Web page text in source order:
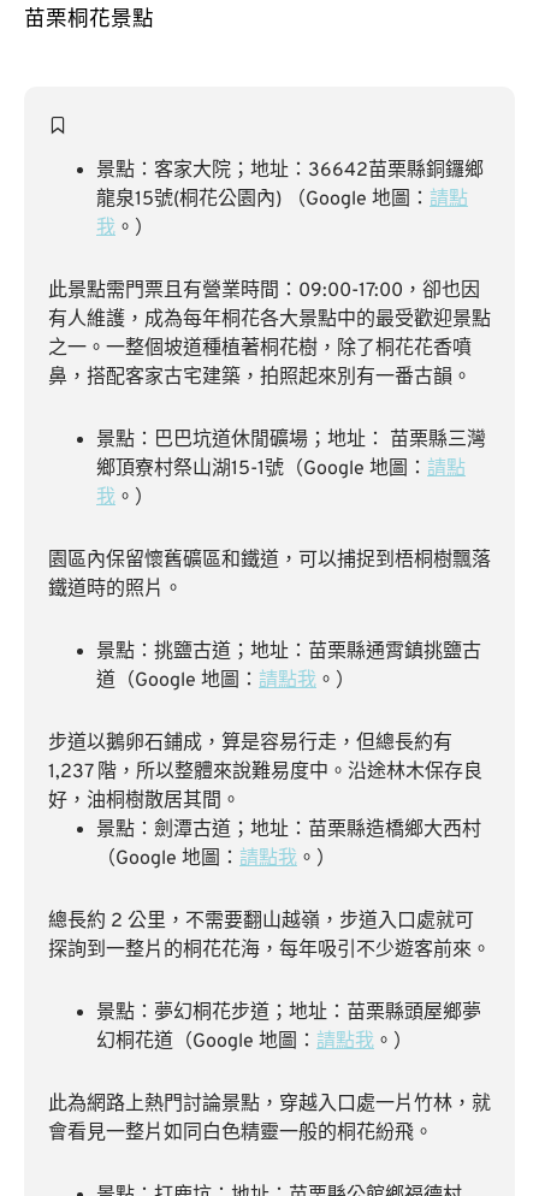
苗栗桐花景點
景點：客家大院；地址：36642苗栗縣銅鑼鄉
龍泉15號(桐花公園內) （Google 地圖： 請點
我 。）
此景點需門票且有營業時間：09:00-17:00，卻也因
有人維護，成為每年桐花各大景點中的最受歡迎景點
之一。一整個坡道種植著桐花樹，除了桐花花香噴
鼻，搭配客家古宅建築，拍照起來別有一番古韻。
景點：巴巴坑道休閒礦場；地址： 苗栗縣三灣
鄉頂寮村祭山湖15-1號（Google 地圖： 請點
我 。）
園區內保留懷舊礦區和鐵道，可以捕捉到梧桐樹飄落
鐵道時的照片。
景點：挑鹽古道；地址：苗栗縣通霄鎮挑鹽古
道（Google 地圖： 請點我 。）
步道以鵝卵石鋪成，算是容易行走，但總長約有
1,237 階，所以整體來說難易度中。沿途林木保存良
好，油桐樹散居其間。
景點：劍潭古道；地址：苗栗縣造橋鄉大西村
（Google 地圖： 請點我 。）
總長約 2 公里，不需要翻山越嶺，步道入口處就可
探詢到一整片的桐花花海，每年吸引不少遊客前來。
景點：夢幻桐花步道；地址：苗栗縣頭屋鄉夢
幻桐花道（Google 地圖： 請點我 。）
此為網路上熱門討論景點，穿越入口處一片竹林，就
會看見一整片如同白色精靈一般的桐花紛飛。